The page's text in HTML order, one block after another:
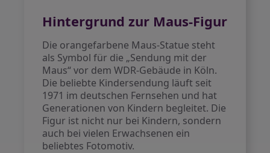
Hintergrund zur Maus-Figur
Die orangefarbene Maus-Statue steht
als Symbol für die „Sendung mit der
Maus“ vor dem WDR-Gebäude in Köln.
Die beliebte Kindersendung läuft seit
1971 im deutschen Fernsehen und hat
Generationen von Kindern begleitet. Die
Figur ist nicht nur bei Kindern, sondern
auch bei vielen Erwachsenen ein
beliebtes Fotomotiv.